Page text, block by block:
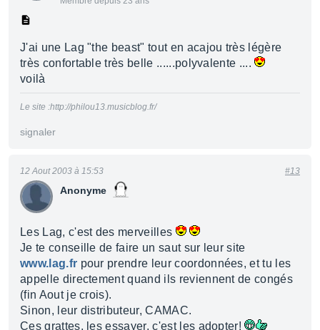
J'ai une Lag "the beast" tout en acajou très légère
très confortable très belle ......polyvalente ....
voilà
Le site :http://philou13.musicblog.fr/
signaler
Anonyme
12 Aout 2003 à 15:53 #13
Les Lag, c'est des merveilles
Je te conseille de faire un saut sur leur site
www.lag.fr pour prendre leur coordonnées, et tu les
appelle directement quand ils reviennent de congés
(fin Aout je crois).
Sinon, leur distributeur, CAMAC.
Ces grattes, les essayer, c'est les adopter!